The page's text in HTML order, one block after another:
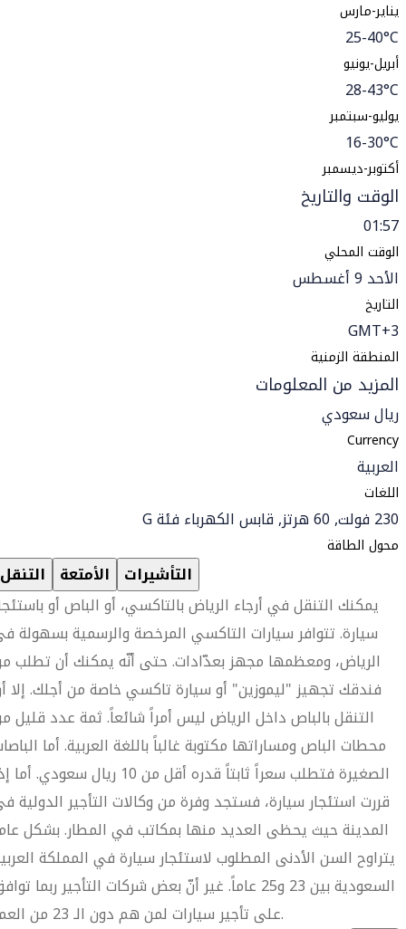
يناير-مارس
25-40°C
أبريل-يونيو
28-43°C
يوليو-سبتمبر
16-30°C
أكتوبر-ديسمبر
الوقت والتاريخ
01:57
الوقت المحلي
الأحد 9 أغسطس
التاريخ
GMT+3
المنطقة الزمنية
المزيد من المعلومات
ريال سعودي
Currency
العربية
اللغات
230 فولت, 60 هرتز, قابس الكهرباء فئة G
محول الطاقة
التنقل الأمتعة التأشيرات
يمكنك التنقل في أرجاء الرياض بالتاكسي، أو الباص أو
سيارة. تتوافر سيارات التاكسي المرخصة والرسمية بسهولة
الرياض، ومعظمها مجهز بعدّادات. حتى أنّه يمكنك أن تطلب
فندقك تجهيز "ليموزين" أو سيارة تاكسي خاصة من أجلك. إلا
التنقل بالباص داخل الرياض ليس أمراً شائعاً. ثمة عدد قليل
محطات الباص ومساراتها مكتوبة غالباً باللغة العربية. أما
الصغيرة فتطلب سعراً ثابتاً قدره أقل من 10 ريال سعودي.
قررت استئجار سيارة، فستجد وفرة من وكالات التأجير الدولية
المدينة حيث يحظى العديد منها بمكاتب في المطار. بشكل
يتراوح السن الأدنى المطلوب لاستئجار سيارة في المملكة
السعودية بين 23 و25 عاماً. غير أنّ بعض شركات التأجير ربما
على تأجير سيارات لمن هم دون الـ 23 من العمر.